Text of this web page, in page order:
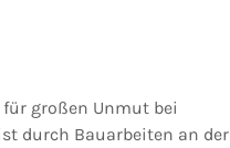
großen Unmut bei
durch Bauarbeiten an der